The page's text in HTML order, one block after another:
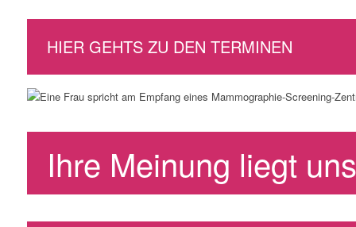
HIER GEHTS ZU DEN TERMINEN
Ihre Meinung liegt